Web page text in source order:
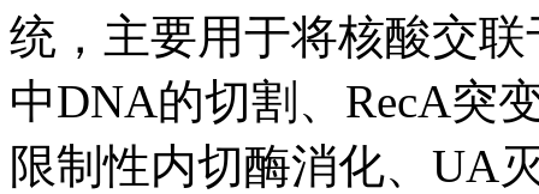
统，主要用于将核酸交
中DNA的切割、RecA突
限制性内切酶消化、UA